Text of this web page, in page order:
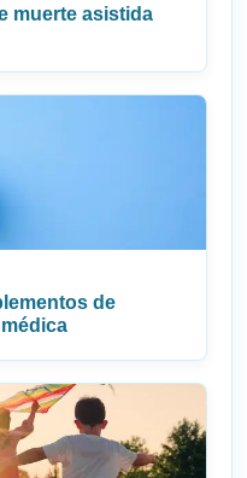
muerte asistida
de